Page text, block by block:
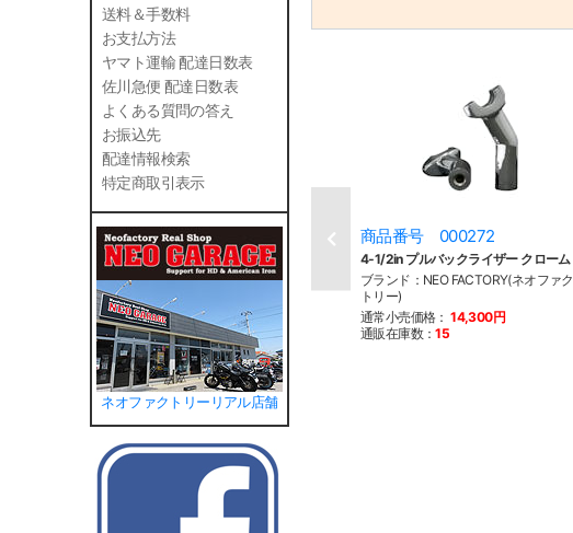
送料＆手数料
お支払方法
ヤマト運輸 配達日数表
佐川急便 配達日数表
よくある質問の答え
お振込先
配達情報検索
特定商取引表示
ネオファクトリーリアル店舗
商品番号 000272
4-1/2in プルバックライザー クローム
ブランド：NEO FACTORY(ネオファク
トリー)
通常小売価格： 14,300円
通販在庫数：15